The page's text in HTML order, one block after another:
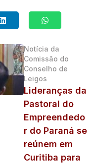
Notícia da
Comissão do
Conselho de
Leigos
Lideranças da
Pastoral do
Empreendedo
r do Paraná se
reúnem em
Curitiba para